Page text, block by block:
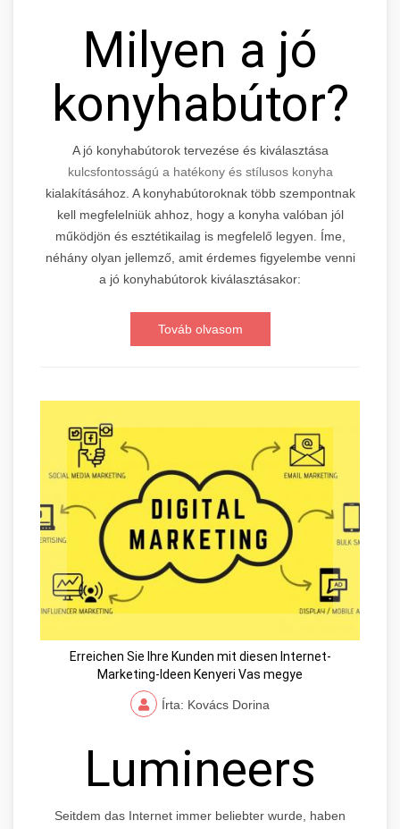
Milyen a jó
konyhabútor?
A jó konyhabútorok tervezése és kiválasztása
kulcsfontosságú a hatékony és stílusos konyha
kialakításához. A konyhabútoroknak több szempontnak
kell megfelelniük ahhoz, hogy a konyha valóban jól
működjön és esztétikailag is megfelelő legyen. Íme,
néhány olyan jellemző, amit érdemes figyelembe venni
a jó konyhabútorok kiválasztásakor:
Továb olvasom
Erreichen Sie Ihre Kunden mit diesen Internet-
Marketing-Ideen Kenyeri Vas megye
Írta: Kovács Dorina
Lumineers
Seitdem das Internet immer beliebter wurde, haben